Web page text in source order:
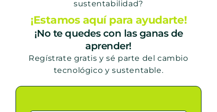
sustentabilidad?
¡Estamos aquí para ayudarte!
¡No te quedes con las ganas de
aprender!
Regístrate gratis y sé parte del cambio
tecnológico y sustentable.